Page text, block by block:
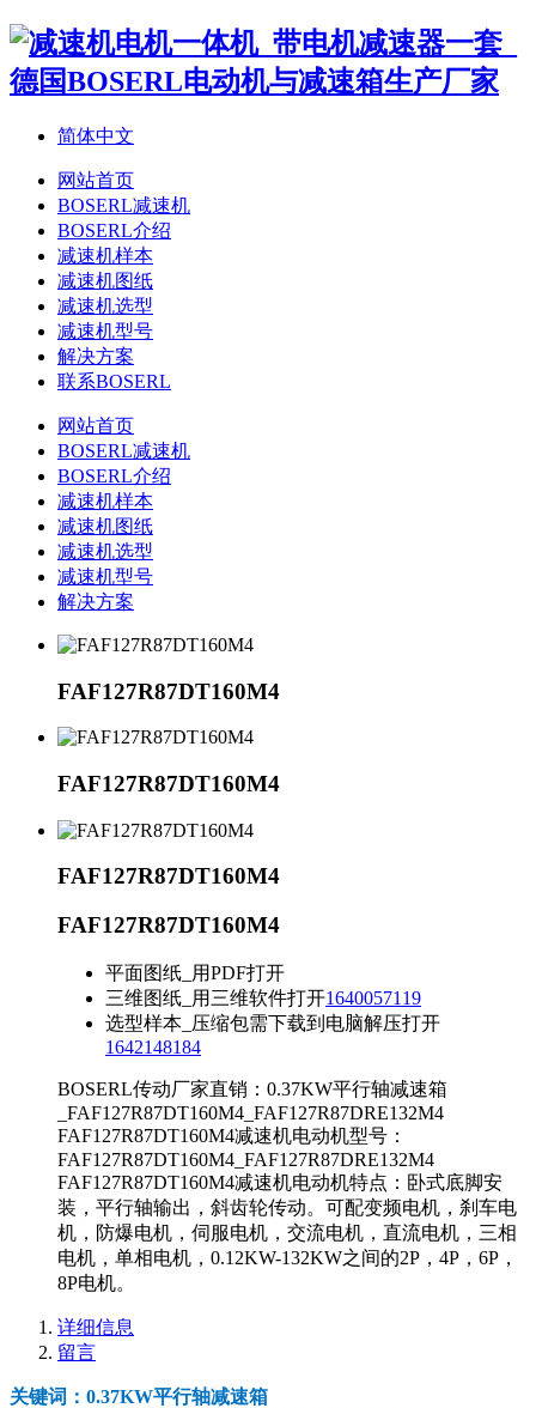
简体中文
网站首页
BOSERL减速机
BOSERL介绍
减速机样本
减速机图纸
减速机选型
减速机型号
解决方案
联系BOSERL
网站首页
BOSERL减速机
BOSERL介绍
减速机样本
减速机图纸
减速机选型
减速机型号
解决方案
FAF127R87DT160M4
FAF127R87DT160M4
FAF127R87DT160M4
FAF127R87DT160M4
平面图纸_用PDF打开
三维图纸_用三维软件打开1640057119
选型样本_压缩包需下载到电脑解压打开
1642148184
BOSERL传动厂家直销：0.37KW平行轴减速箱
_FAF127R87DT160M4_FAF127R87DRE132M4
FAF127R87DT160M4减速机电动机型号：
FAF127R87DT160M4_FAF127R87DRE132M4
FAF127R87DT160M4减速机电动机特点：卧式底脚安
装，平行轴输出，斜齿轮传动。可配变频电机，刹车电
机，防爆电机，伺服电机，交流电机，直流电机，三相
电机，单相电机，0.12KW-132KW之间的2P，4P，6P，
8P电机。
详细信息
留言
关键词：0.37KW平行轴减速箱